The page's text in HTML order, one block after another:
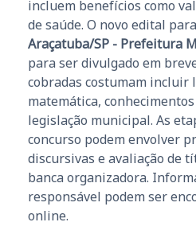
incluem benefícios como
de saúde. O novo edital
Araçatuba/SP - Prefeitura
para ser divulgado em
cobradas costumam incluir
matemática,
legislação municipal. As
concurso podem envolver
discursivas e avaliação de
banca organizadora.
responsável podem ser
online.